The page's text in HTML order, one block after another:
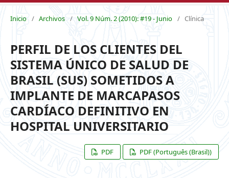
Inicio / Archivos / Vol. 9 Núm. 2 (2010): #19 - Junio / Clínica
PERFIL DE LOS CLIENTES DEL
SISTEMA ÚNICO DE SALUD DE
BRASIL (SUS) SOMETIDOS A
IMPLANTE DE MARCAPASOS
CARDÍACO DEFINITIVO EN
HOSPITAL UNIVERSITARIO
PDF PDF (Português (Brasil))